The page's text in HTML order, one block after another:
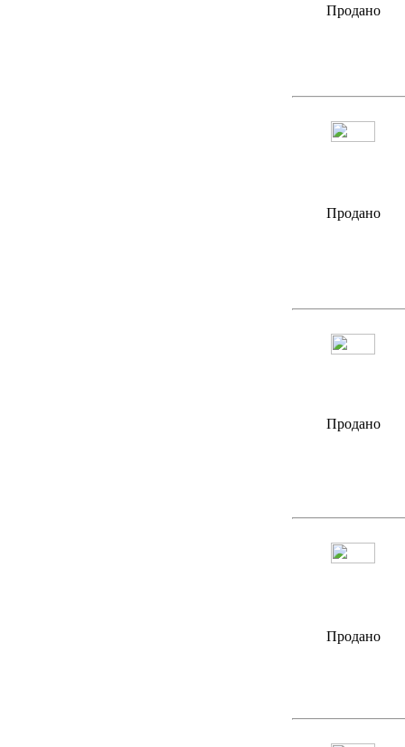
Продано
Продано
Продано
Продано